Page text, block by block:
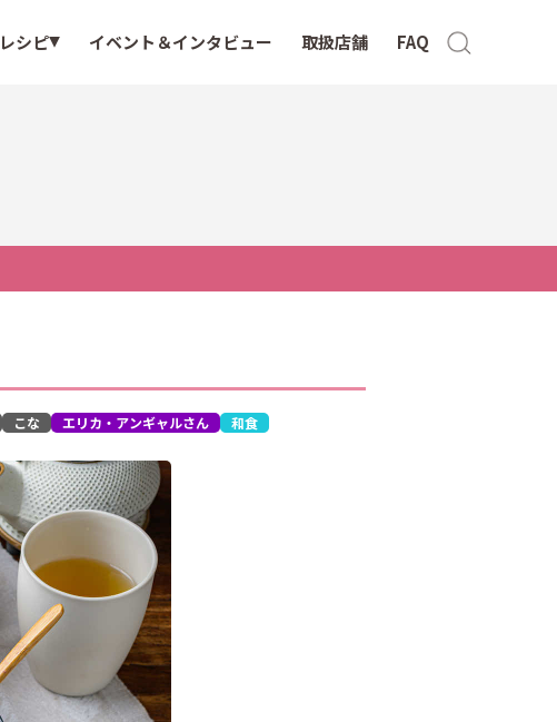
レシピ イベント＆インタビュー 取扱店舗 FAQ
こな エリカ・アンギャルさん 和食